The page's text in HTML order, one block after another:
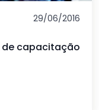
29/06/2016
de capacitação